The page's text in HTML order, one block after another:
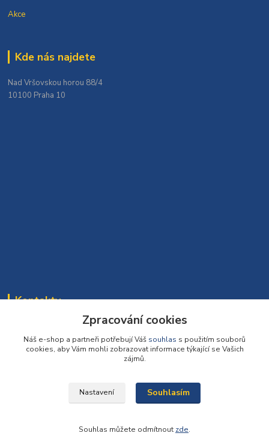
Akce
Kde nás najdete
Nad Vršovskou horou 88/4
10100 Praha 10
Kontakty
272 660 732
(Po-Pá, 7:30-16:30 hod.)
Zpracování cookies
Náš e-shop a partneři potřebují Váš souhlas s použitím souborů
cookies, aby Vám mohli zobrazovat informace týkající se Vašich
zájmů.
Nastavení Souhlasím
Souhlas můžete odmítnout zde.